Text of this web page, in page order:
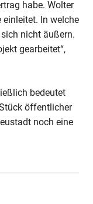
habe. Wolter
einleitet. In welche
nicht äußern.
gearbeitet“,
bedeutet
öffentlicher
noch eine